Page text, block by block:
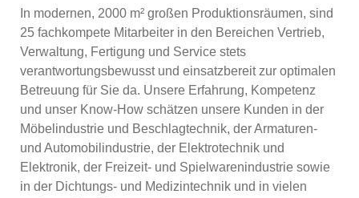
In modernen, 2000 m² großen Produktionsräumen, sind
25 fachkompete Mitarbeiter in den Bereichen Vertrieb,
Verwaltung, Fertigung und Service stets
verantwortungsbewusst und einsatzbereit zur optimalen
Betreuung für Sie da. Unsere Erfahrung, Kompetenz
und unser Know-How schätzen unsere Kunden in der
Möbelindustrie und Beschlagtechnik, der Armaturen-
und Automobilindustrie, der Elektro­technik und
Elektronik, der Freizeit- und Spielwarenindustrie sowie
in der Dichtungs- und Medizintechnik und in vielen